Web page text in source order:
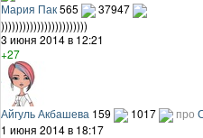
Мария Пак565
37947
))))))))))))))))))))))))
3 июня 2014 в 12:21
+27
Айгуль Акбашева 159 1017 про
1 июня 2014 в 18:17